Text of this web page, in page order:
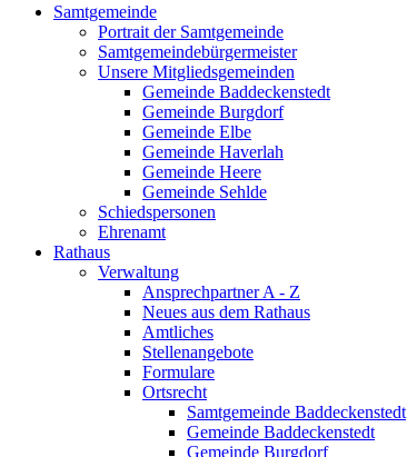
Samtgemeinde
Portrait der Samtgemeinde
Samtgemeindebürgermeister
Unsere Mitgliedsgemeinden
Gemeinde Baddeckenstedt
Gemeinde Burgdorf
Gemeinde Elbe
Gemeinde Haverlah
Gemeinde Heere
Gemeinde Sehlde
Schiedspersonen
Ehrenamt
Rathaus
Verwaltung
Ansprechpartner A - Z
Neues aus dem Rathaus
Amtliches
Stellenangebote
Formulare
Ortsrecht
Samtgemeinde Baddeckenstedt
Gemeinde Baddeckenstedt
Gemeinde Burgdorf